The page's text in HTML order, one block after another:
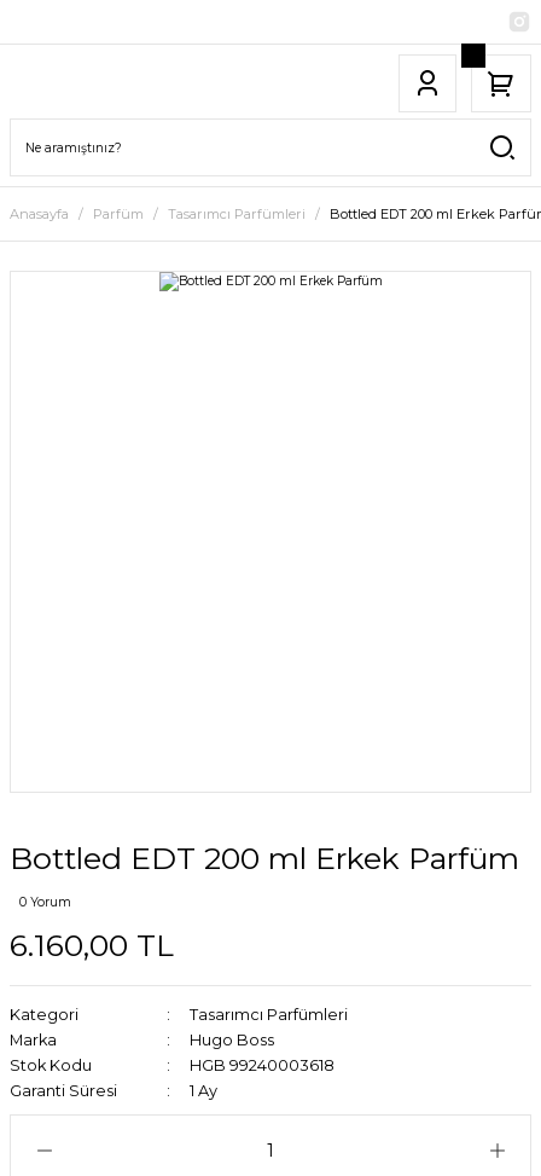
Anasayfa Parfüm Tasarımcı Parfümleri Bottled EDT 200 ml Erkek
Bottled EDT 200 ml Erkek Parfüm
0 Yorum
6.160,00 TL
Kategori
Tasarımcı Parfümleri
Marka
Hugo Boss
Stok Kodu
HGB 99240003618
Garanti Süresi
1 Ay